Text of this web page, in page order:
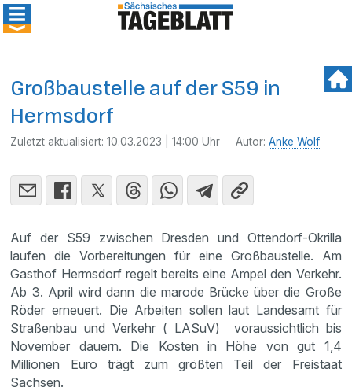
Großbaustelle auf der S59 in
Hermsdorf
Zuletzt aktualisiert:10.03.2023 | 14:00 Uhr Autor:Anke Wolf
Auf der S59 zwischen Dresden und Ottendorf-Okrilla
laufen die Vorbereitungen für eine Großbaustelle. Am
Gasthof Hermsdorf regelt bereits eine Ampel den Verkehr.
Ab 3. April wird dann die marode Brücke über die Große
Röder erneuert. Die Arbeiten sollen laut Landesamt für
Straßenbau und Verkehr ( LASuV) voraussichtlich bis
November dauern. Die Kosten in Höhe von gut 1,4
Millionen Euro trägt zum größten Teil der Freistaat
Sachsen.